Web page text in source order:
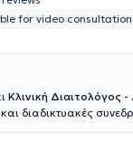
for video consultation
Κλινική Διαιτολόγος
διαδικτυακές